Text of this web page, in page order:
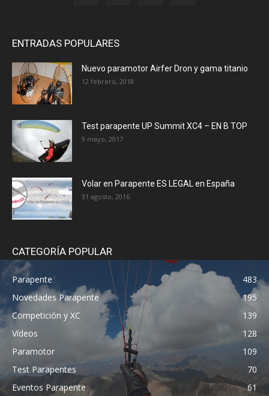
ENTRADAS POPULARES
Nuevo paramotor Airfer Dron y gama titanio
12 febrero, 2018
Test parapente UP Summit XC4 – EN B TOP
9 mayo, 2017
Volar en Parapente ES LEGAL en España
31 agosto, 2016
CATEGORÍA POPULAR
Parapente
483
Novedades Parapente
195
Competición y XC
139
Vídeos
128
Paramotor
109
Test Parapentes
70
Eventos Parapente
61